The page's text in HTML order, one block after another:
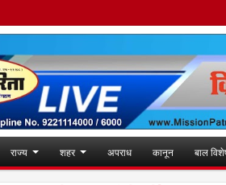
राज्य शहर अपराध कानून बाल